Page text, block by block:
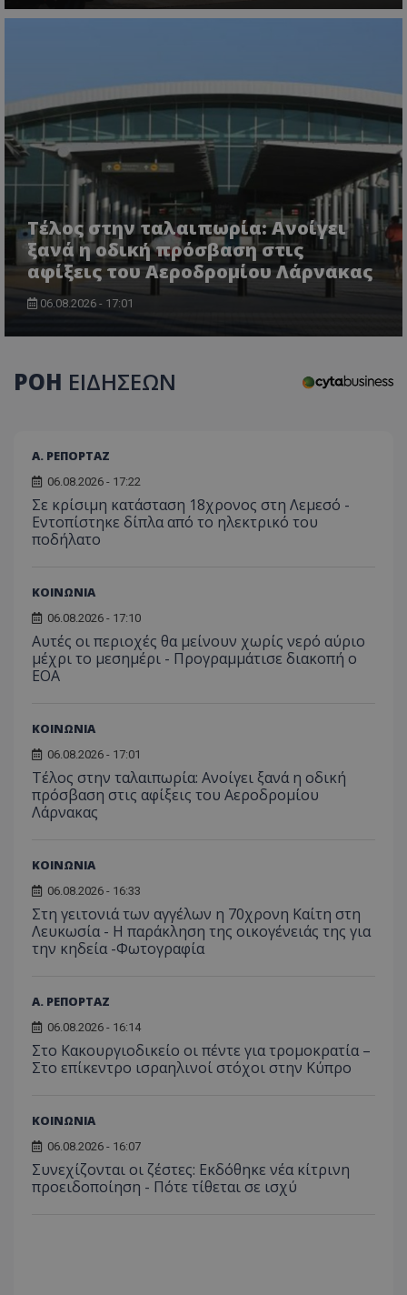
Τέλος στην ταλαιπωρία: Ανοίγει
ξανά η οδική πρόσβαση στις
αφίξεις του Αεροδρομίου Λάρνακας
06.08.2026 - 17:01
ΡΟΗ ΕΙΔΗΣΕΩΝ
Α. ΡΕΠΟΡΤΑΖ
06.08.2026 - 17:22
Σε κρίσιμη κατάσταση 18χρονος στη Λεμεσό -
Εντοπίστηκε δίπλα από το ηλεκτρικό του
ποδήλατο
ΚΟΙΝΩΝΙΑ
06.08.2026 - 17:10
Αυτές οι περιοχές θα μείνουν χωρίς νερό αύριο
μέχρι το μεσημέρι - Προγραμμάτισε διακοπή ο
ΕΟΑ
ΚΟΙΝΩΝΙΑ
06.08.2026 - 17:01
Τέλος στην ταλαιπωρία: Ανοίγει ξανά η οδική
πρόσβαση στις αφίξεις του Αεροδρομίου
Λάρνακας
ΚΟΙΝΩΝΙΑ
06.08.2026 - 16:33
Στη γειτονιά των αγγέλων η 70χρονη Καίτη στη
Λευκωσία - Η παράκληση της οικογένειάς της για
την κηδεία -Φωτογραφία
Α. ΡΕΠΟΡΤΑΖ
06.08.2026 - 16:14
Στο Κακουργιοδικείο οι πέντε για τρομοκρατία –
Στο επίκεντρο ισραηλινοί στόχοι στην Κύπρο
ΚΟΙΝΩΝΙΑ
06.08.2026 - 16:07
Συνεχίζονται οι ζέστες: Εκδόθηκε νέα κίτρινη
προειδοποίηση - Πότε τίθεται σε ισχύ